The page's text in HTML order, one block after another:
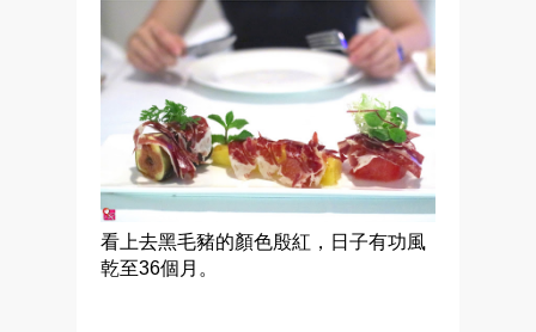
看上去黑毛豬的顏色殷紅，日子有功風
乾至36個月。